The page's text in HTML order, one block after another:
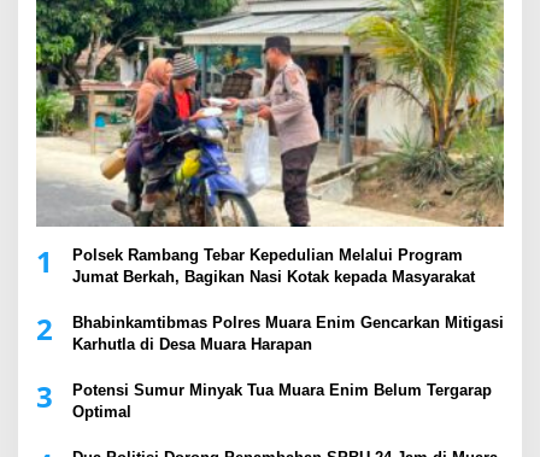
1
Polsek Rambang Tebar Kepedulian Melalui Program
Jumat Berkah, Bagikan Nasi Kotak kepada Masyarakat
2
Bhabinkamtibmas Polres Muara Enim Gencarkan Mitigasi
Karhutla di Desa Muara Harapan
3
Potensi Sumur Minyak Tua Muara Enim Belum Tergarap
Optimal